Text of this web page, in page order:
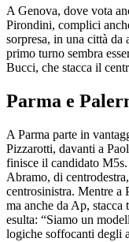
A Genova, dove vota
Pirondini, complici
sorpresa, in una città
primo turno sembra
Bucci, che stacca il
Parma e
A Parma parte in
Pizzarotti, davanti a
finisce il candidato
Abramo, di
centrosinistra. Mentre a
ma anche da Ap,
esulta: “Siamo un
logiche soffocanti degli